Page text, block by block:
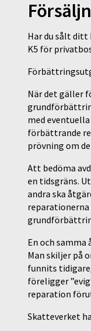
Har du sålt ditt
K5 för
När det gäller
med
förbättrande
prövning om
Att bedöma
en tidsgräns.
andra ska
En och
Man skiljer på
funnits
föreligger
reparation
Skatteverket